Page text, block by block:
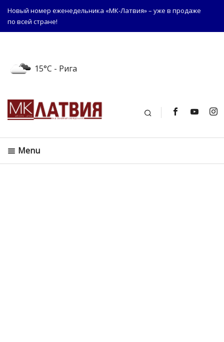
Новый номер еженедельника «МК-Латвия» – уже в продаже
по всей стране!
15°C - Рига
Поиск
Menu